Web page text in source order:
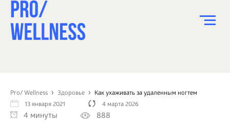
Pro/ Wellness Здоровье
Как ухаживать за удаленным ногтем
13 января 2021
4 марта 2026
4 минуты 888
СПОРТ
ЗДОРОВЬЕ